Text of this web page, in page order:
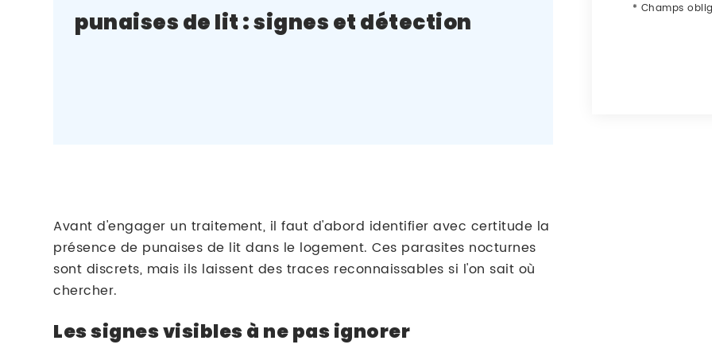
punaises de lit : signes et détection
Avant d'engager un traitement, il faut d'abord identifier avec certitude la
présence de punaises de lit dans le logement. Ces parasites nocturnes
sont discrets, mais ils laissent des traces reconnaissables si l'on sait où
chercher.
Les signes visibles à ne pas ignorer
* Champs